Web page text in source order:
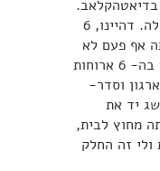
לדיאטהקלאב, תוכנית אכילה קלה. דהיינו, 6
אף פעם לא
רעב!! אבל מה???? אליה וקוץ בה- 6 ארוחות
וסדר-
יד את
מחוץ לבית,
זה החלק